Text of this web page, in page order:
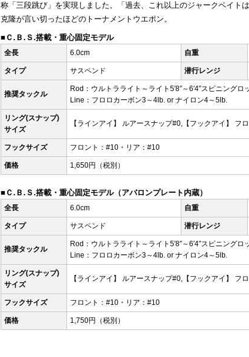
称「三段跳び」を実現しました。「過去、これ以上のジャークベイト
克隆が言い切ったほどのトーナメントウエポン。
■Ｃ.Ｂ.Ｓ.搭載・重心固定モデル
全長 6.0cm 自重
タイプ サスペンド 潜行レンジ
推奨タックル
Rod：ウルトラライト～ライト5′8″～6′4″スピニングロ
Line：フロロカーボン3～4lb. or ナイロン4～5lb.
リング(スナップ)
サイズ
【ラインアイ】 ルアースナップ#0,【フックアイ】 フ
フックサイズ フロント：#10・リア：#10
価格 1,650円（税別）
■Ｃ.Ｂ.Ｓ.搭載・重心固定モデル（アバロンプレート内蔵）
全長 6.0cm 自重
タイプ サスペンド 潜行レンジ
推奨タックル
Rod：ウルトラライト～ライト5′8″～6′4″スピニングロ
Line：フロロカーボン3～4lb. or ナイロン4～5lb.
リング(スナップ)
サイズ
【ラインアイ】 ルアースナップ#0,【フックアイ】 フ
フックサイズ フロント：#10・リア：#10
価格 1,750円（税別）